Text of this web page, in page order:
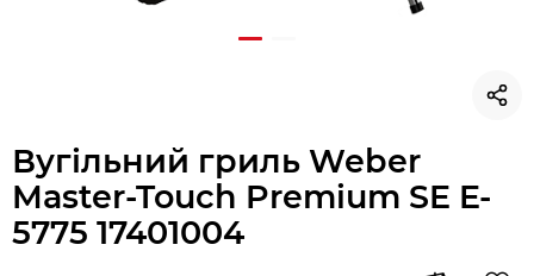
Вугільний гриль Weber
Master-Touch Premium SE E-
5775 17401004